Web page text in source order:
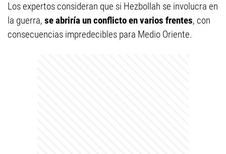
Los expertos consideran que si Hezbollah se involucra en
la guerra, se abriría un conflicto en varios frentes, con
consecuencias impredecibles para Medio Oriente.